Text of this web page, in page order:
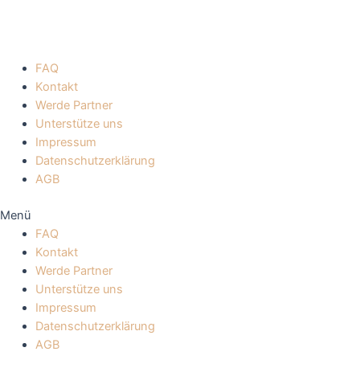
FAQ
Kontakt
Werde Partner
Unterstütze uns
Impressum
Datenschutzerklärung
AGB
Menü
FAQ
Kontakt
Werde Partner
Unterstütze uns
Impressum
Datenschutzerklärung
AGB